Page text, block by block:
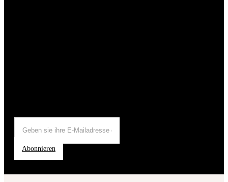
Abonnieren